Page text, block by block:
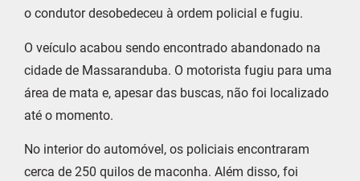
o condutor desobedeceu à ordem policial e fugiu.
O veículo acabou sendo encontrado abandonado na
cidade de Massaranduba. O motorista fugiu para uma
área de mata e, apesar das buscas, não foi localizado
até o momento.
No interior do automóvel, os policiais encontraram
cerca de 250 quilos de maconha. Além disso, foi